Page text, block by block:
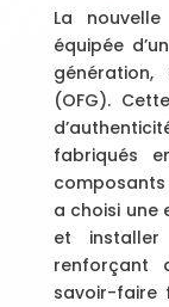
La
équipée
génération,
(OFG).
fabriqués
a choisi une
et installer
renforçant
savoir-faire